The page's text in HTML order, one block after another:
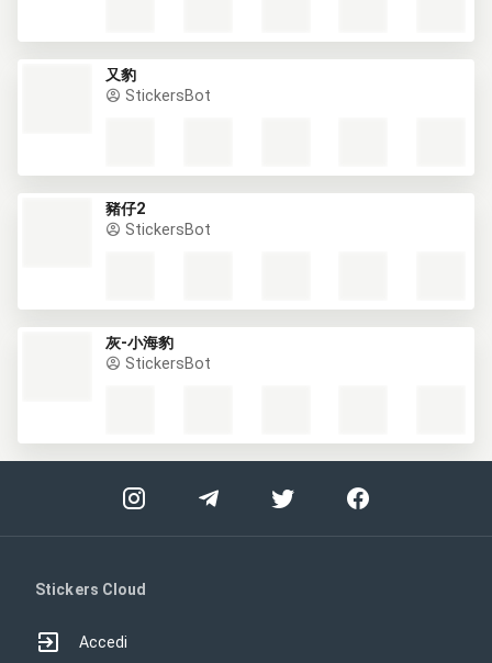
又豹
StickersBot
豬仔2
StickersBot
灰-小海豹
StickersBot
Stickers Cloud
Accedi